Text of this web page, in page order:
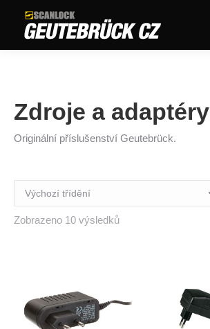
Zdroje a adaptéry
Originální příslušenství Geutebrück.
Zobrazeno 10 výsledků